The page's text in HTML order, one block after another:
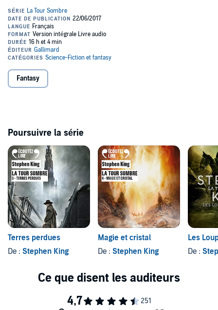
démons, ligués pour s’emparer de la Tour? Est-il prêt pour cela à
partager son idéal, en s’en remettant au ka – le destin? C’est pour
lui l’heure de vérité.
cruelles de Roland, héros d’un univers fantastique et captivant.
©1987 Stephen King (P)2017 Éditions Gallimard
Fantasy
Poursuivre la série
Terres perdues
De : Stephen King
Magie et cristal
De : Stephen King
Les
De :